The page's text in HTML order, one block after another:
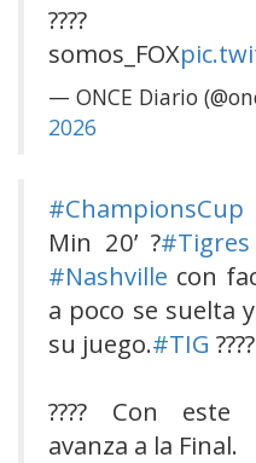
????
somos_FOX
— ONCE Diario
2026
#ChampionsCup
Min 20’ ?#Tigres
#Nashville con
a poco se suelta
su juego.#TIG
???? Con este
avanza a la Final.